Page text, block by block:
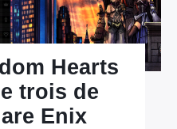
Hearts
trois de
Enix